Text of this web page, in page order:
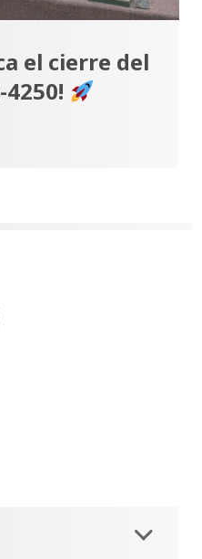
el cierre del